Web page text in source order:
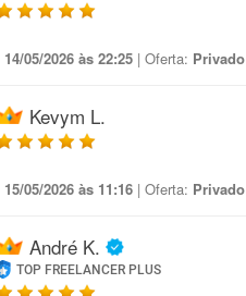
14/05/2026 às 22:25 | Oferta: Privado
Kevym L.
15/05/2026 às 11:16 | Oferta: Privado
André K.
TOP FREELANCER PLUS